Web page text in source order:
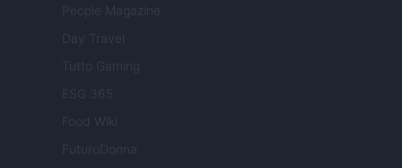
People Magazine
Day Travel
Tutto Gaming
ESG 365
Food Wiki
FuturoDonna